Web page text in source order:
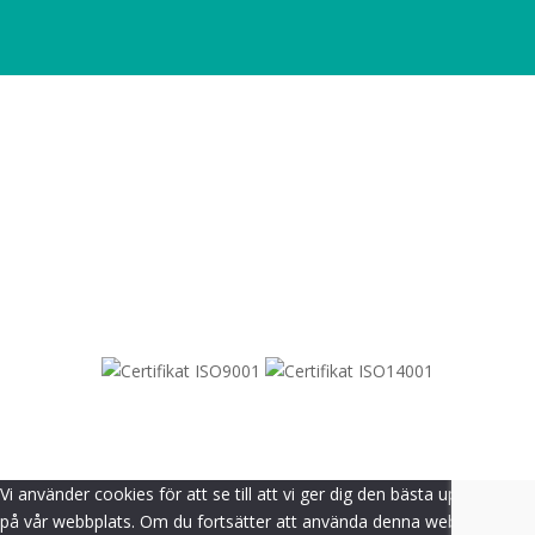
Vi använder cookies för att se till att vi ger dig den bästa upplevelsen
på vår webbplats. Om du fortsätter att använda denna webbplats